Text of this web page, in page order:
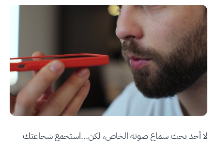
لا أحد يحبّ سماع صوته الخاص، لكن...استجمع شجاعتك